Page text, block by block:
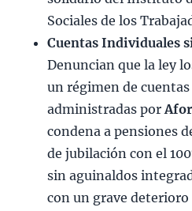
Sociales de los
Cuentas Individuales
Denuncian que la ley
un régimen de
administradas por
condena a pensiones
de jubilación con el
sin aguinaldos
con un grave deterioro